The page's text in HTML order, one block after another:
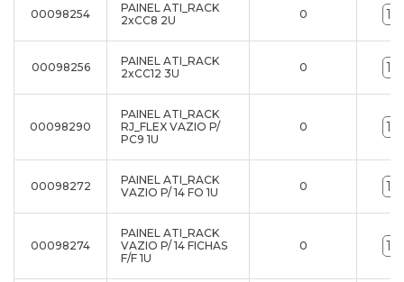
00098254
PAINEL ATI_RACK
2xCC8 2U
0
00098256
PAINEL ATI_RACK
2xCC12 3U
0
00098290
PAINEL ATI_RACK
RJ_FLEX VAZIO P/
PC9 1U
0
00098272
PAINEL ATI_RACK
VAZIO P/ 14 FO 1U
0
00098274
PAINEL ATI_RACK
VAZIO P/ 14 FICHAS
F/F 1U
0